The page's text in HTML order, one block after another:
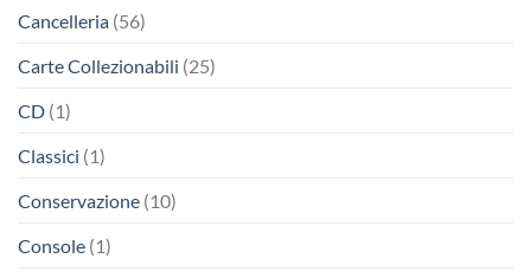
Cancelleria (56)
Carte Collezionabili (25)
CD (1)
Classici (1)
Conservazione (10)
Console (1)